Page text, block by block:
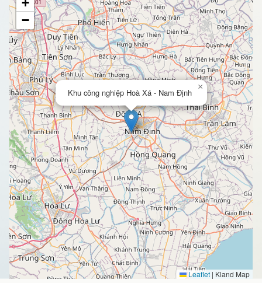
Khu công nghiệp Hoà Xá - Nam Định
×
−
Leaflet | Kland Map